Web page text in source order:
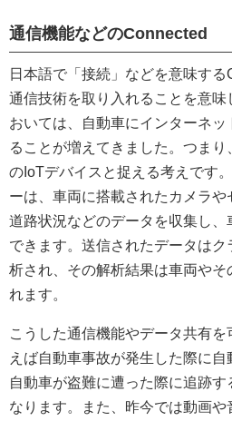
通信機能などのConnected
日本語で「接続」などを意味す
通信技術を取り入れることを意
おいては、自動車にインターネ
ることが増えてきました。つま
のIoTデバイスと捉える考えです
ーは、車両に搭載されたカメラ
道路状況などのデータを収集し
できます。送信されたデータは
析され、その解析結果は車両やそ
れます。
こうした通信機能やデータ共有を
えば自動車事故が発生した際に自
自動車が盗難に遭った際に追跡
なります。また、昨今では動画や